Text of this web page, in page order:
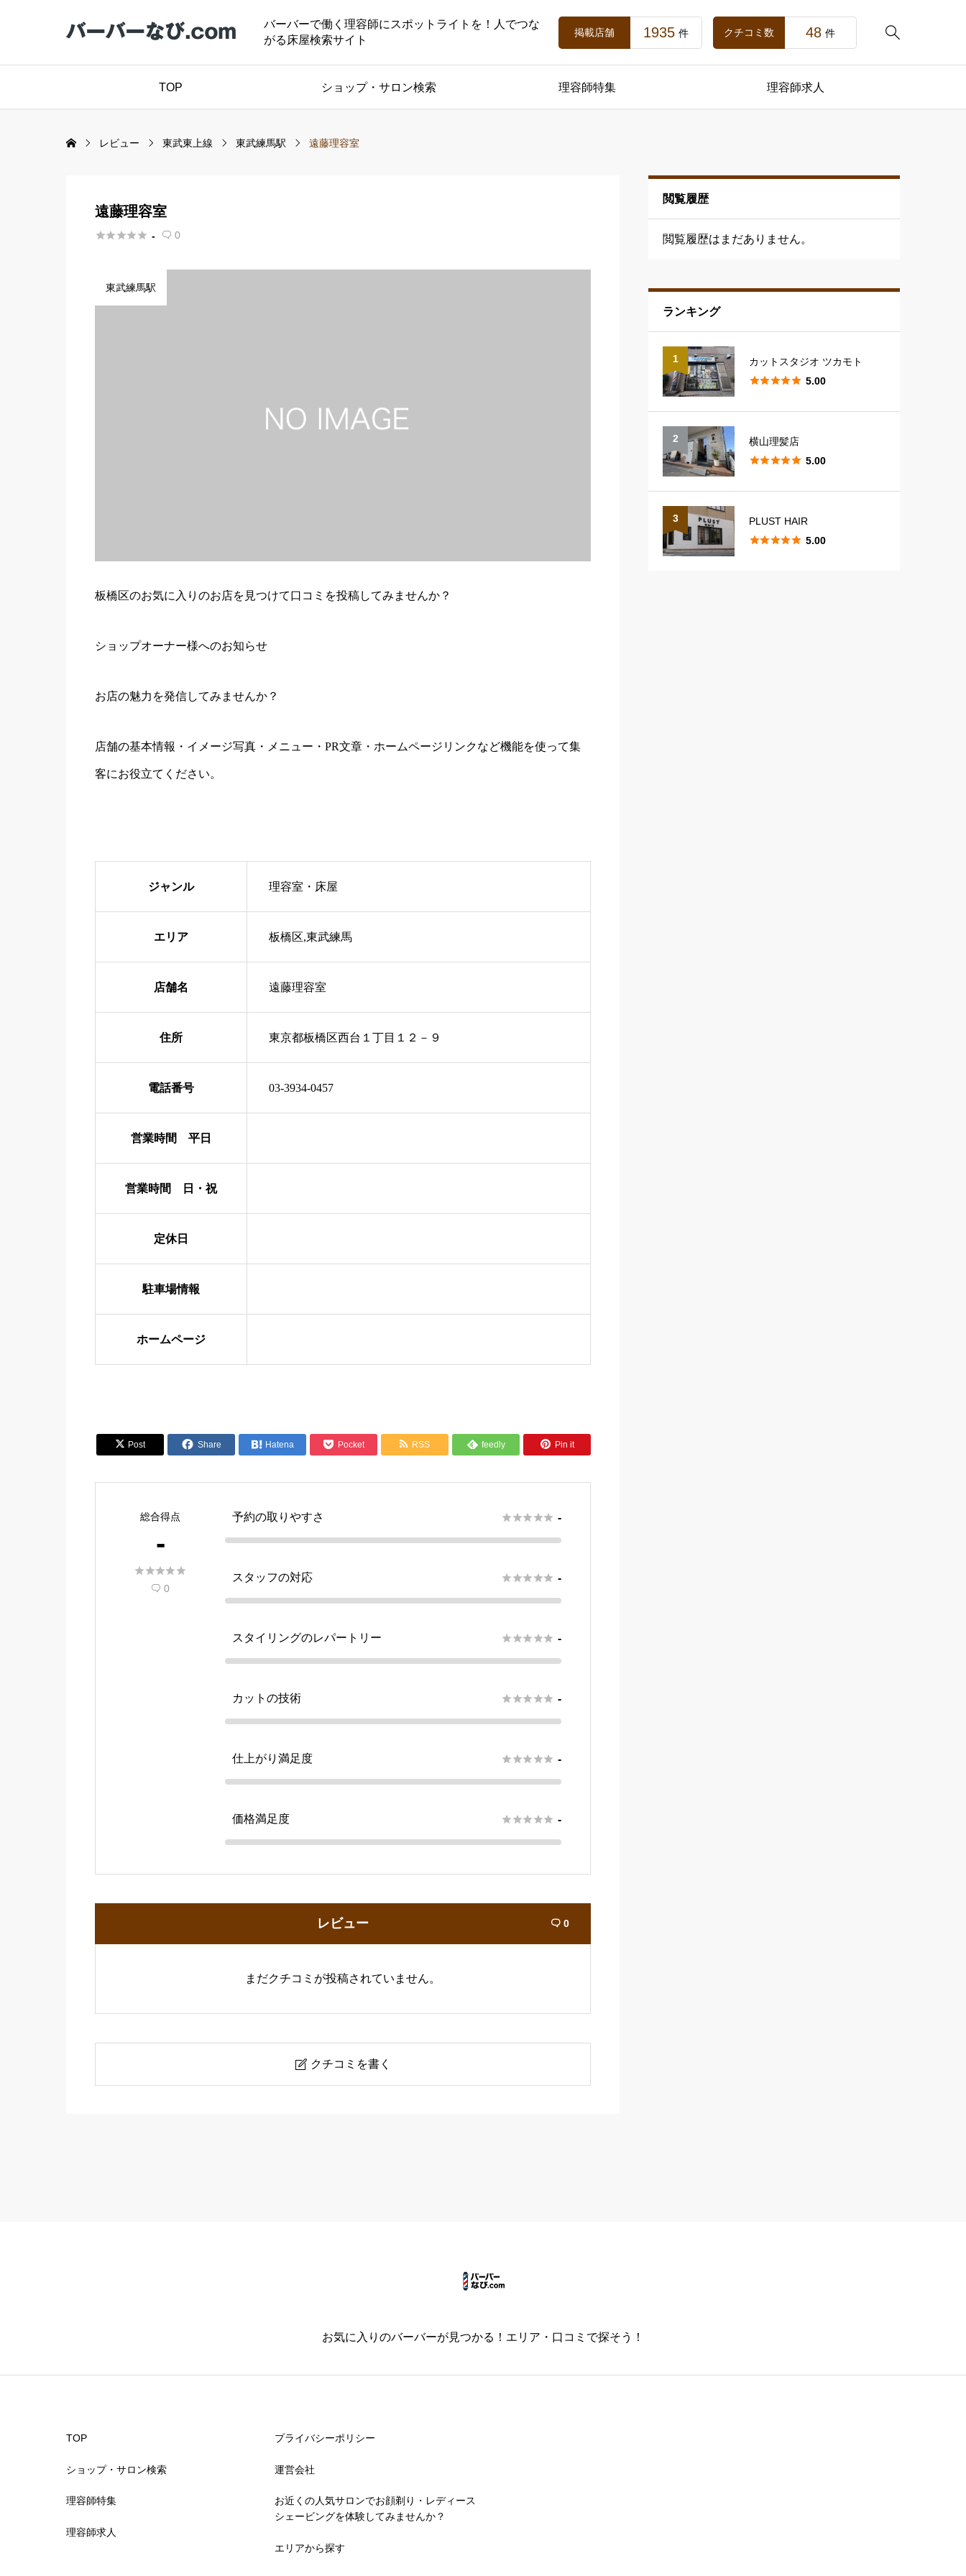
バーバーで働く理容師にスポットライトを！人でつな
がる床屋検索サイト

掲載店舗 1935 件 クチコミ数 48 件
TOP ショップ・サロン検索 理容師特集 理容師求人
レビュー 東武東上線 東武練馬駅 遠藤理容室
遠藤理容室
 -  0
東武練馬駅
板橋区のお気に入りのお店を見つけて口コミを投稿してみませんか？
ショップオーナー様へのお知らせ
お店の魅力を発信してみませんか？
店舗の基本情報・イメージ写真・メニュー・PR文章・ホームページリンクなど機能を使って集
客にお役立てください。
ジャンル 理容室・床屋
エリア 板橋区,東武練馬
店舗名 遠藤理容室
住所 東京都板橋区西台１丁目１２－９
電話番号 03-3934-0457
営業時間 平日
営業時間 日・祝
定休日
駐車場情報
ホームページ
 Post  Share  Hatena  Pocket  RSS  feedly  Pin it
総合得点
-

 0
予約の取りやすさ  -
スタッフの対応  -
スタイリングのレパートリー  -
カットの技術  -
仕上がり満足度  -
価格満足度  -
レビュー  0
まだクチコミが投稿されていません。
 クチコミを書く

スタイリングのレパートリー
閲覧履歴
閲覧履歴はまだありません。
ランキング
1
カットスタジオ ツカモト
 5.00
2
横山理髪店
 5.00
3
PLUST HAIR
 5.00
お気に入りのバーバーが見つかる！エリア・口コミで探そう！
TOP
ショップ・サロン検索
理容師特集
理容師求人
プライバシーポリシー
運営会社
お近くの人気サロンでお顔剃り・レディース
シェービングを体験してみませんか？
エリアから探す